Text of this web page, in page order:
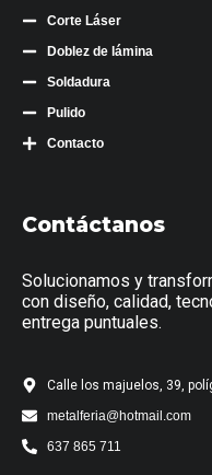
Corte Láser
Doblez de lámina
Soldadura
Pulido
Contacto
Contáctanos
Solucionamos y
con diseño, calidad,
entrega puntuales.
Calle los majuelos, 39,
metalferia@hotmail.com
637 865 711